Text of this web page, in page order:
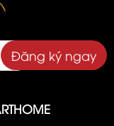
Đăng ký ngay